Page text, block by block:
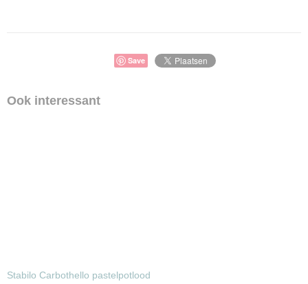
Save
Ook interessant
Stabilo Carbothello pastelpotlood